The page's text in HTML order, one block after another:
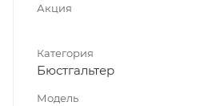
Акция
Категория
Бюстгальтер
Модель